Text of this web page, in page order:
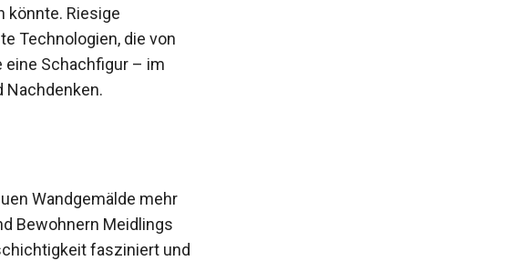
könnte. Riesige
Technologien, die von
Schachfigur – im
Nachdenken.
Wandgemälde mehr
Bewohnern Meidlings
fasziniert und